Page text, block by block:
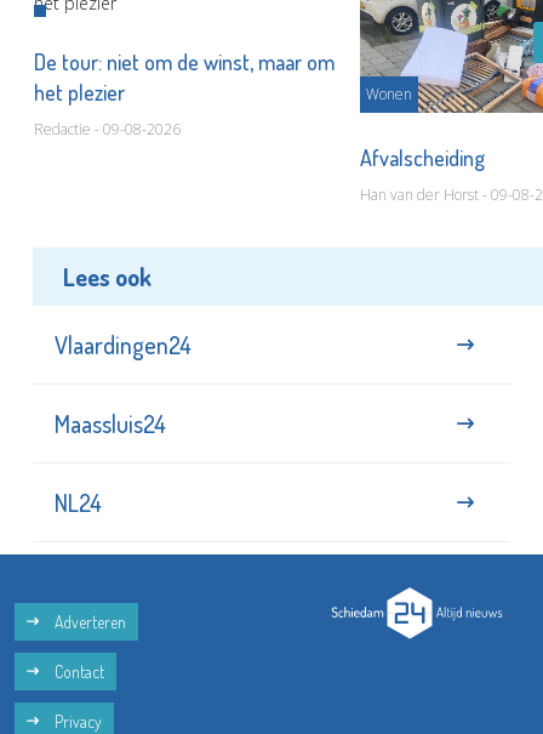
De tour: niet om de winst, maar om
het plezier
Redactie - 09-08-2026
Wonen
Afvalscheiding
Han van der Horst - 09-08-
Lees ook
Vlaardingen24
Maassluis24
NL24
Adverteren
Contact
Privacy